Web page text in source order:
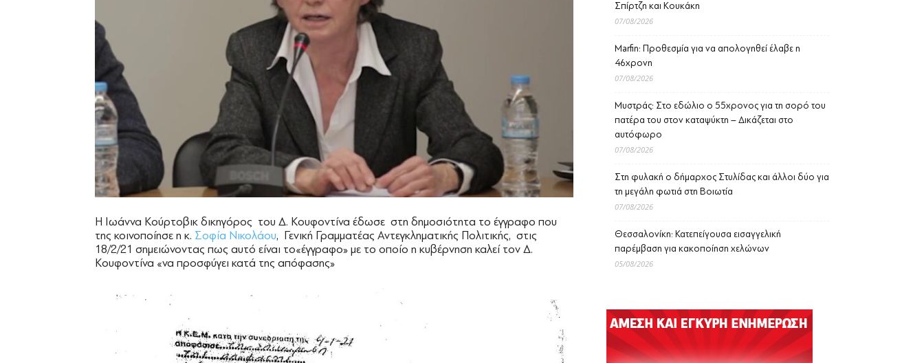
Η Ιωάννα Κούρτοβικ δικηγόρος του Δ. Κουφοντίνα έδωσε στη δημοσιότητα το έγγραφο που
της κοινοποίησε η κ. Σοφία Νικολάου, Γενική Γραμματέας Αντεγκληματικής Πολιτικής, στις
18/2/21 σημειώνοντας πως αυτό είναι το«έγγραφο» με το οποίο η κυβέρνηση καλεί τον Δ.
Κουφοντίνα «να προσφύγει κατά της απόφασης»
Σπίρτζη και Κουκάκη
07/08/2026
Marfin: Προθεσμία για να απολογηθεί έλαβε η
46χρονη
07/08/2026
Μυστράς: Στο εδώλιο ο 55χρονος για τη σορό του
πατέρα του στον καταψύκτη – Δικάζεται στο
αυτόφωρο
07/08/2026
Στη φυλακή ο δήμαρχος Στυλίδας και άλλοι δύο για
τη μεγάλη φωτιά στη Βοιωτία
07/08/2026
Θεσσαλονίκη: Κατεπείγουσα εισαγγελική
παρέμβαση για κακοποίηση χελώνων
05/08/2026